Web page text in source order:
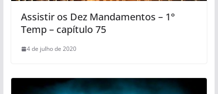
Assistir os Dez Mandamentos – 1°
Temp – capítulo 75
4 de julho de 2020